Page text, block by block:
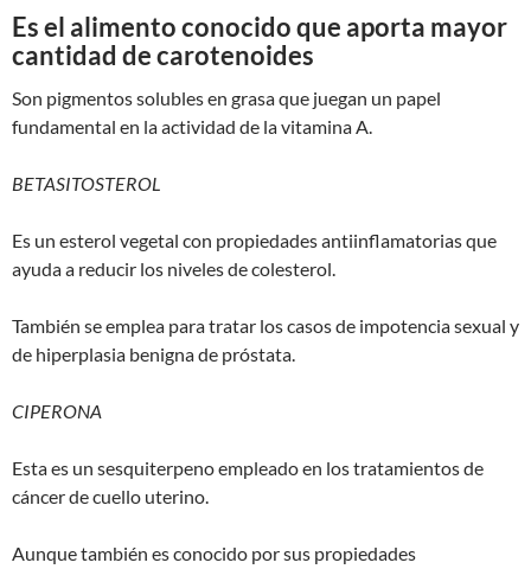
Es el alimento conocido que aporta mayor
cantidad de carotenoides
Son pigmentos solubles en grasa que juegan un papel
fundamental en la actividad de la vitamina A.
BETASITOSTEROL
Es un esterol vegetal con propiedades antiinflamatorias que
ayuda a reducir los niveles de colesterol.
También se emplea para tratar los casos de impotencia sexual y
de hiperplasia benigna de próstata.
CIPERONA
Esta es un sesquiterpeno empleado en los tratamientos de
cáncer de cuello uterino.
Aunque también es conocido por sus propiedades